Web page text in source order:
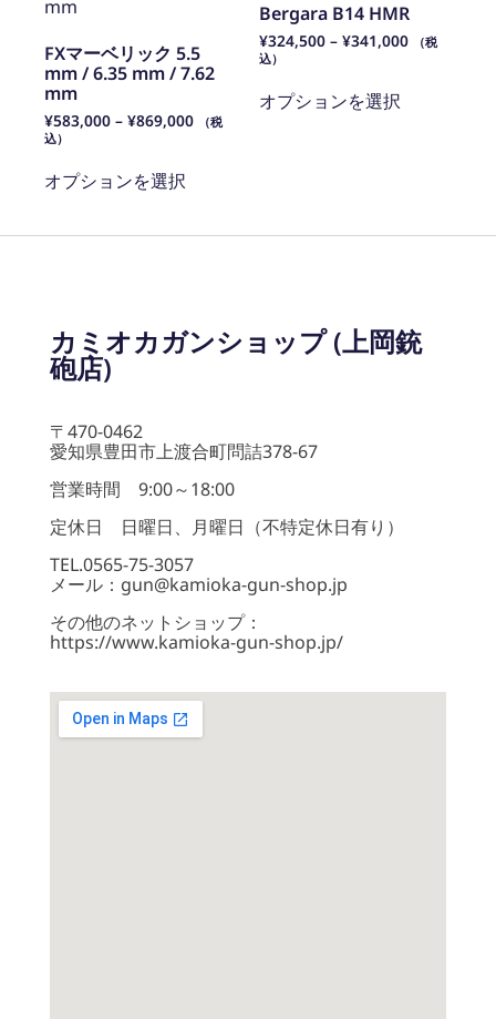
FXマーベリック 5.5
mm / 6.35 mm / 7.62
mm
¥583,000 – ¥869,000
（税
込）
オプションを選択
Bergara B14 HMR
¥324,500 – ¥341,000
（税
込）
オプションを選択
カミオカガンショップ (上岡銃
砲店)
〒470-0462
愛知県豊田市上渡合町問詰378-67
営業時間 9:00～18:00
定休日 日曜日、月曜日（不特定休日有り）
TEL.0565-75-3057
メール：gun@kamioka-gun-shop.jp
その他のネットショップ：
https://www.kamioka-gun-shop.jp/